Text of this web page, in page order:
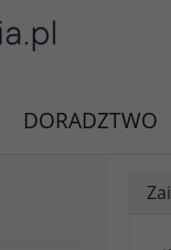
DORADZTWO